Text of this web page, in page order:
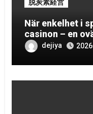
脱炭素経営
När enkelhet i
casinon – en
dejiya